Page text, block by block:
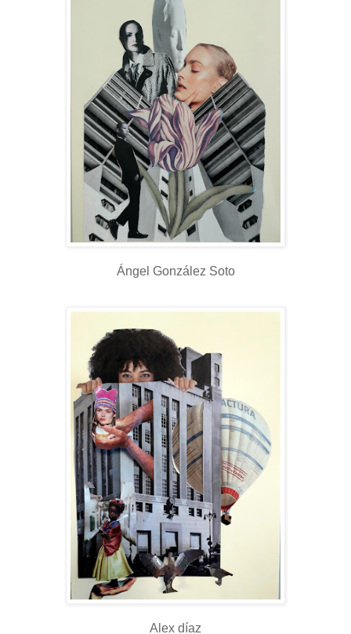
Ángel González Soto
Alex díaz